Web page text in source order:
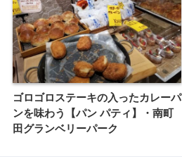
ゴロゴロステーキの入ったカレーパ
ンを味わう【パン パティ】・南町
田グランベリーパーク